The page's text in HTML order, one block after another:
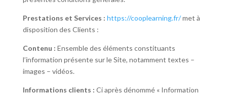
Prestations et Services : https://cooplearning.fr/met à
disposition des Clients :
Contenu : Ensemble des éléments constituants
l’information présente sur le Site, notamment textes –
images – vidéos.
Informations clients : Ci après dénommé « Information